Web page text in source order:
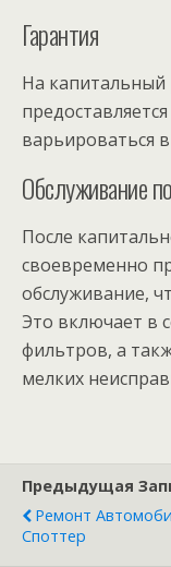
Гарантия
На капитальный
варьироваться
Обслуживание
После
своевременно
обслуживание,
Это включает в
фильтров, а
мелких
Предыдущая
Ремонт
Споттер